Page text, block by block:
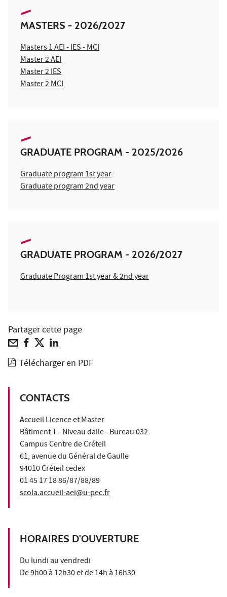
MASTERS - 2026/2027
Masters 1 AEI - IES - MCI
Master 2 AEI
Master 2 IES
Master 2 MCI
GRADUATE PROGRAM - 2025/2026
Graduate program 1st year
Graduate program 2nd year
GRADUATE PROGRAM - 2026/2027
Graduate Program 1st year & 2nd year
Partager cette page
Télécharger en PDF
CONTACTS
Accueil Licence et Master
Bâtiment T - Niveau dalle - Bureau 032
Campus Centre de Créteil
61, avenue du Général de Gaulle
94010 Créteil cedex
01 45 17 18 86/87/88/89
scola.accueil-aei@u-pec.fr
HORAIRES D'OUVERTURE
Du lundi au vendredi
De 9h00 à 12h30 et de 14h à 16h30